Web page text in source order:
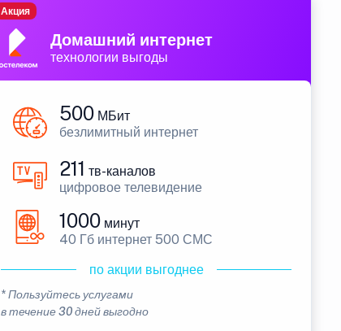
Домашний интернет
технологии выгоды
Акция
500 МБит
безлимитный интернет
211 тв-каналов
цифровое телевидение
1000 минут
40 Гб интернет 500 СМС
по акции выгоднее
* Пользуйтесь услугами
в течение 30 дней выгодно